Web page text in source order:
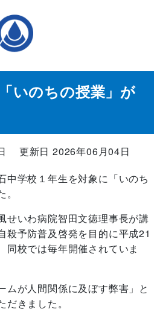
いのちの授業」が
更新日 2026年06月04日
学校１年生を対象に「いのち
せいわ病院智田文徳理事長が講
殺予防普及啓発を目的に平成21
同校では毎年開催されていま
が人間関係に及ぼす弊害」と
きました。